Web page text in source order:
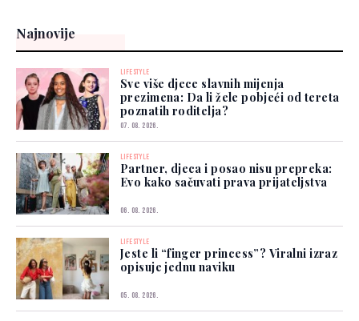
Najnovije
LIFESTYLE
Sve više djece slavnih mijenja
prezimena: Da li žele pobjeći od tereta
poznatih roditelja?
07. 08. 2026.
LIFESTYLE
Partner, djeca i posao nisu prepreka:
Evo kako sačuvati prava prijateljstva
06. 08. 2026.
LIFESTYLE
Jeste li “finger princess”? Viralni izraz
opisuje jednu naviku
05. 08. 2026.